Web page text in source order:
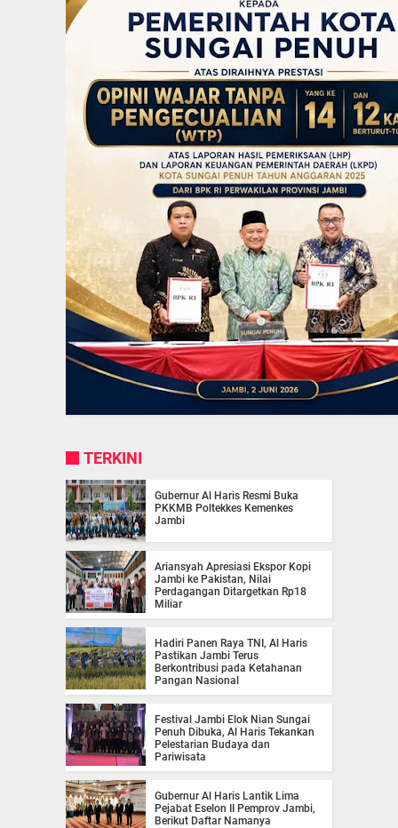
TERKINI
Gubernur Al Haris Resmi Buka
PKKMB Poltekkes Kemenkes
Jambi
Ariansyah Apresiasi Ekspor Kopi
Jambi ke Pakistan, Nilai
Perdagangan Ditargetkan Rp18
Miliar
Hadiri Panen Raya TNI, Al Haris
Pastikan Jambi Terus
Berkontribusi pada Ketahanan
Pangan Nasional
Festival Jambi Elok Nian Sungai
Penuh Dibuka, Al Haris Tekankan
Pelestarian Budaya dan
Pariwisata
Gubernur Al Haris Lantik Lima
Pejabat Eselon II Pemprov Jambi,
Berikut Daftar Namanya